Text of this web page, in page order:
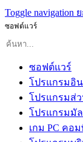
Toggle navigation
ซอฟต์แวร์
ซอฟต์แวร์
โปรแกรมอิน
โปรแกรมส่
โปรแกรมมั
เกม PC คอ